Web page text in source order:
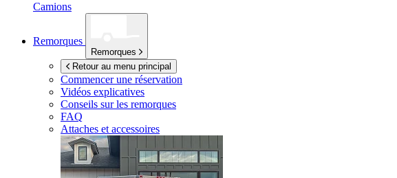
Camions
Remorques
Remorques
Retour au menu principal
Commencer une réservation
Vidéos explicatives
Conseils sur les remorques
FAQ
Attaches et accessoires